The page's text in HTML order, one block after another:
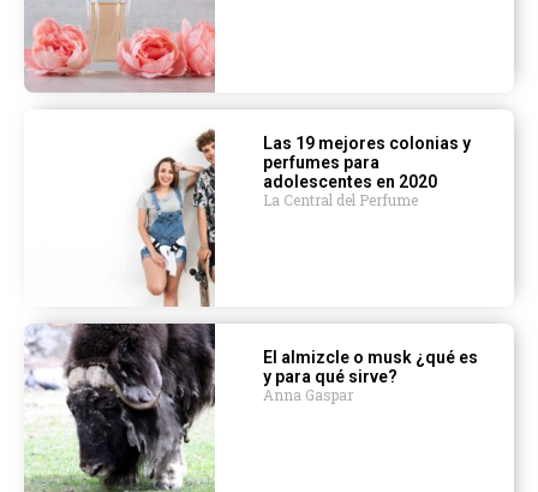
Las 19 mejores colonias y
perfumes para
adolescentes en 2020
La Central del Perfume
El almizcle o musk ¿qué es
y para qué sirve?
Anna Gaspar